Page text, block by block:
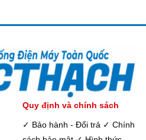
Quy định và chính sách
✓ Bảo hành - Đổi trả ✓ Chính